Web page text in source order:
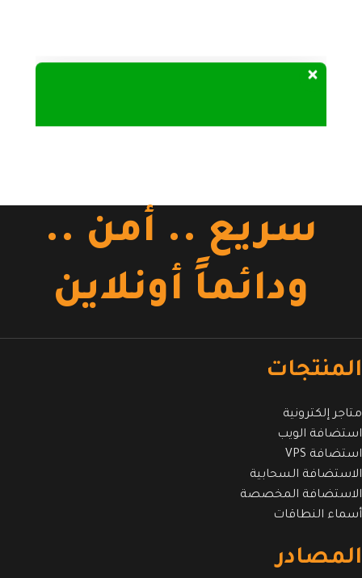
سريع .. أمن ..
ودائماً أونلاين
المنتجات
متاجر إلكترونية
استضافة الويب
استضافة VPS
الاستضافة السحابية
الاستضافة المخصصة
أسماء النطاقات
المصادر